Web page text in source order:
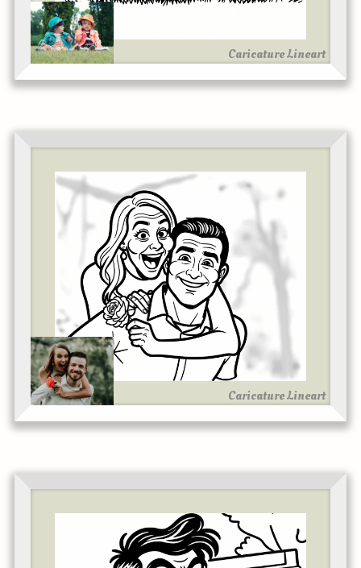
Caricature Lineart
Caricature Lineart